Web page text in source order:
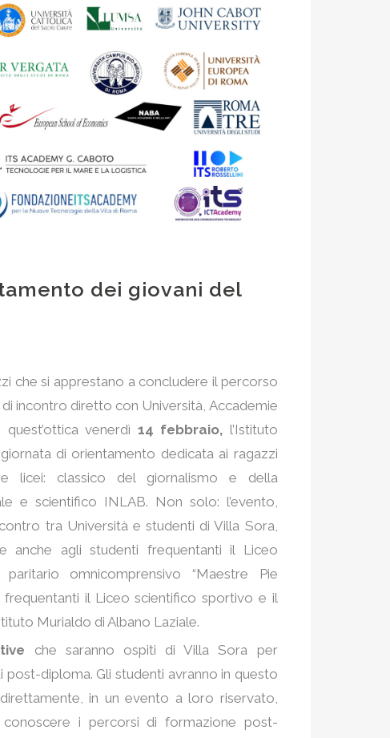
dei giovani del
che si apprestano a concludere il percorso
incontro diretto con Università, Accademie
venerdì 14 febbraio, l’Istituto
di orientamento dedicata ai ragazzi
licei: classico del giornalismo e della
e scientifico INLAB. Non solo: l’evento,
tra Università e studenti di Villa Sora,
anche agli studenti frequentanti il Liceo
omnicomprensivo “Maestre Pie
frequentanti il Liceo scientifico sportivo e il
Murialdo di Albano Laziale.
che saranno ospiti di Villa Sora per
diploma. Gli studenti avranno in questo
in un evento a loro riservato,
i percorsi di formazione post-